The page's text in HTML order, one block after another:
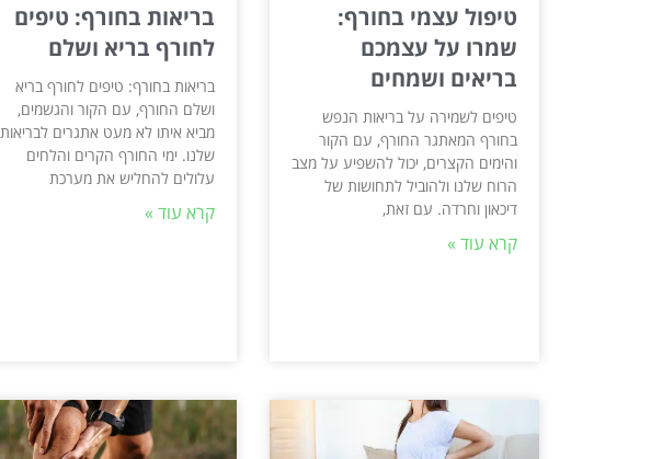
טיפול עצמי בחורף:
שמרו על עצמכם
בריאים ושמחים
טיפים לשמירה על בריאות הנפש
בחורף המאתגר החורף, עם הקור
והימים הקצרים, יכול להשפיע על מצב
הרוח שלנו ולהוביל לתחושות של
דיכאון וחרדה. עם זאת,
קרא עוד »
בריאות בחורף: טיפים
לחורף בריא ושלם
בריאות בחורף: טיפים לחורף בריא
ושלם החורף, עם הקור והגשמים,
מביא איתו לא מעט אתגרים לבריאות
שלנו. ימי החורף הקרים והלחים
עלולים להחליש את מערכת
קרא עוד »